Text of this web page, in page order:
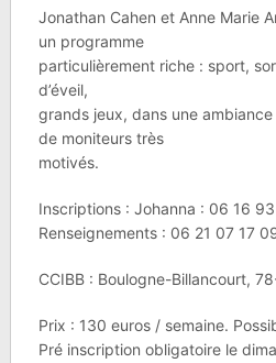
Jonathan Cahen et Anne Marie
un programme
particulièrement riche : sport,
d’éveil,
grands jeux, dans une
de moniteurs très
motivés.
Inscriptions : Johanna : 06 16
Renseignements : 06 21 07 17
CCIBB : Boulogne-Billancourt,
Prix : 130 euros / semaine.
Pré inscription obligatoire le